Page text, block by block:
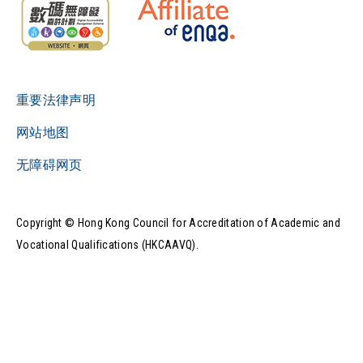
重要法律声明
网站地图
无障碍网页
Copyright © Hong Kong Council for Accreditation of Academic and
Vocational Qualifications (HKCAAVQ).